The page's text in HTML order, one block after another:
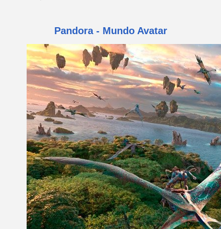
Pandora - Mundo Avatar